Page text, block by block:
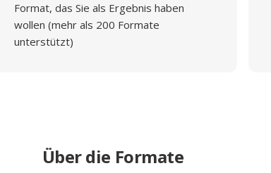
Format, das Sie als Ergebnis haben
wollen (mehr als 200 Formate
unterstützt)
Über die Formate